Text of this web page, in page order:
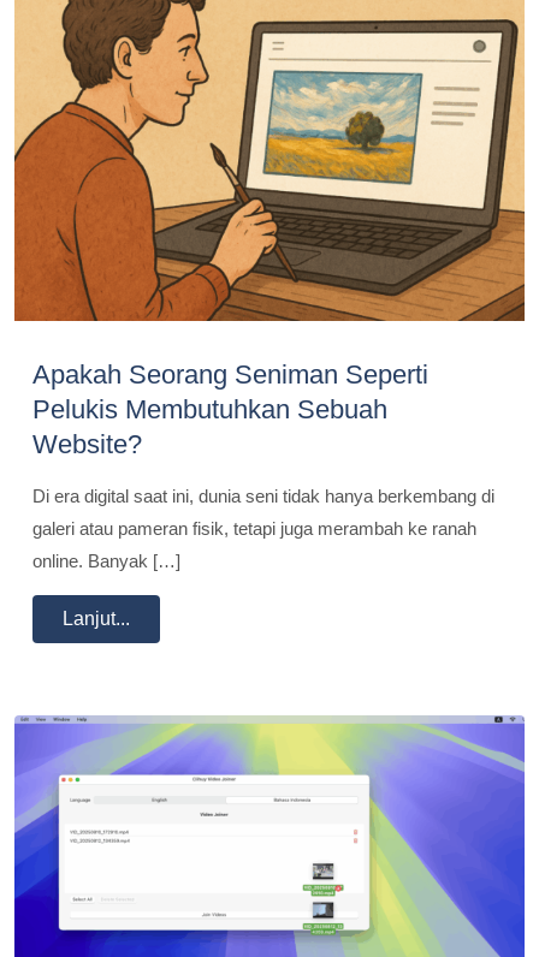
Apakah Seorang Seniman Seperti
Pelukis Membutuhkan Sebuah
Website?
Di era digital saat ini, dunia seni tidak hanya berkembang di
galeri atau pameran fisik, tetapi juga merambah ke ranah
online. Banyak […]
Lanjut...